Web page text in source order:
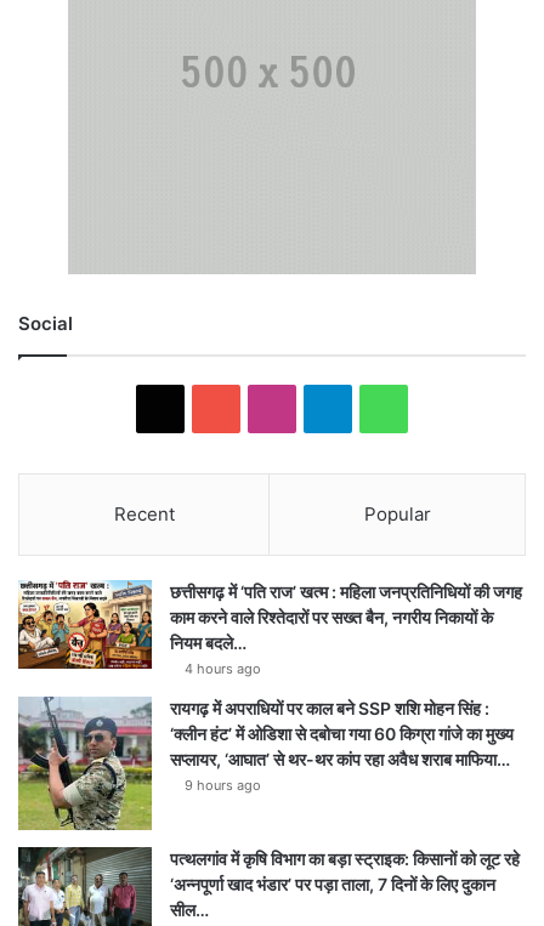
Social
Recent Popular
छत्तीसगढ़ में ‘पति राज’ खत्म : महिला जनप्रतिनिधियों की जगह
काम करने वाले रिश्तेदारों पर सख्त बैन, नगरीय निकायों के
नियम बदले…
4 hours ago
रायगढ़ में अपराधियों पर काल बने SSP शशि मोहन सिंह :
‘क्लीन हंट’ में ओडिशा से दबोचा गया 60 किग्रा गांजे का मुख्य
सप्लायर, ‘आघात’ से थर-थर कांप रहा अवैध शराब माफिया…
9 hours ago
पत्थलगांव में कृषि विभाग का बड़ा स्ट्राइक: किसानों को लूट रहे
‘अन्नपूर्णा खाद भंडार’ पर पड़ा ताला, 7 दिनों के लिए दुकान
सील…